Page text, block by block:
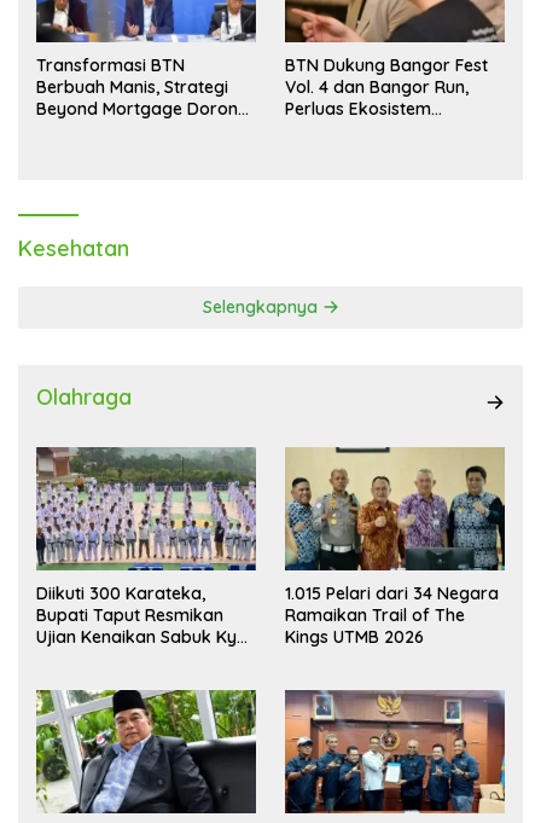
Transformasi BTN
Berbuah Manis, Strategi
Beyond Mortgage Dorong
BTN Dukung Bangor Fest
Vol. 4 dan Bangor Run,
Perluas Ekosistem
Kesehatan
Selengkapnya
Olahraga
Diikuti 300 Karateka,
Bupati Taput Resmikan
Ujian Kenaikan Sabuk Kyu
1.015 Pelari dari 34 Negara
Ramaikan Trail of The
Kings UTMB 2026